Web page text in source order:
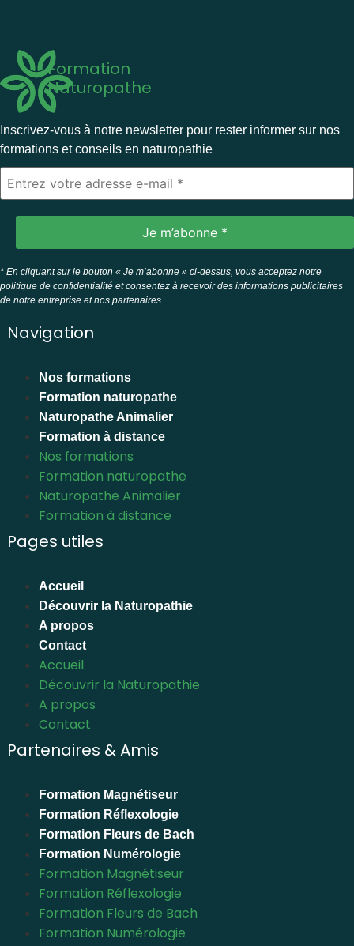
Formation
Naturopathe
Inscrivez-vous à notre newsletter pour rester informer sur nos
formations et conseils en naturopathie
* En cliquant sur le bouton « Je m’abonne » ci-dessus, vous acceptez notre
politique de confidentialité et consentez à recevoir des informations publicitaires
de notre entreprise et nos partenaires.
Navigation
Nos formations
Formation naturopathe
Naturopathe Animalier
Formation à distance
Nos formations
Formation naturopathe
Naturopathe Animalier
Formation à distance
Pages utiles
Accueil
Découvrir la Naturopathie
A propos
Contact
Accueil
Découvrir la Naturopathie
A propos
Contact
Partenaires & Amis
Formation Magnétiseur
Formation Réflexologie
Formation Fleurs de Bach
Formation Numérologie
Formation Magnétiseur
Formation Réflexologie
Formation Fleurs de Bach
Formation Numérologie